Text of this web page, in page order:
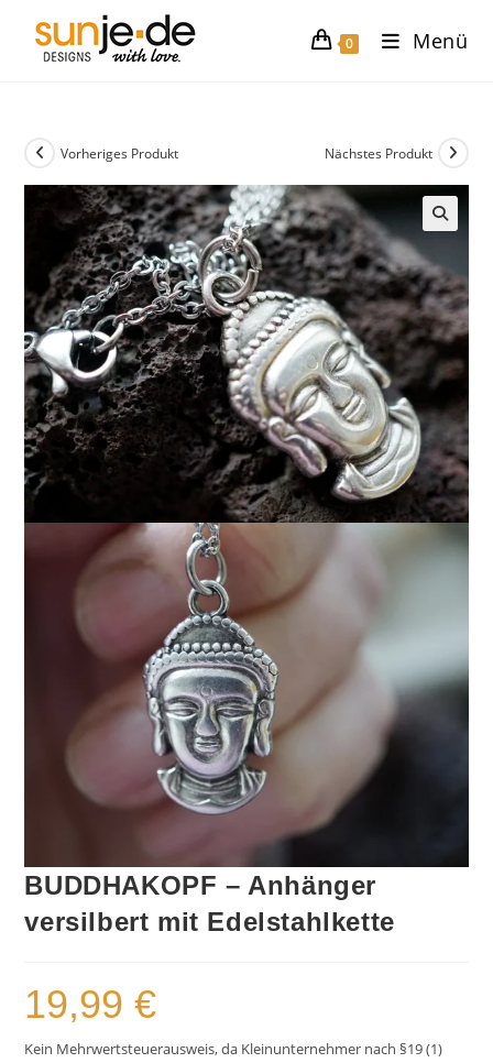
Inhalt
springen
0 Menü
Vorheriges Produkt Nächstes Produkt
BUDDHAKOPF – Anhänger
versilbert mit Edelstahlkette
19,99€
Kein Mehrwertsteuerausweis, da Kleinunternehmer nach §19 (1)